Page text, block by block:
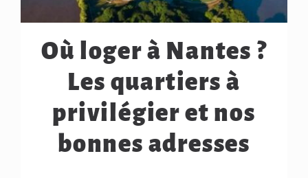
Où loger à Nantes ?
Les quartiers à
privilégier et nos
bonnes adresses